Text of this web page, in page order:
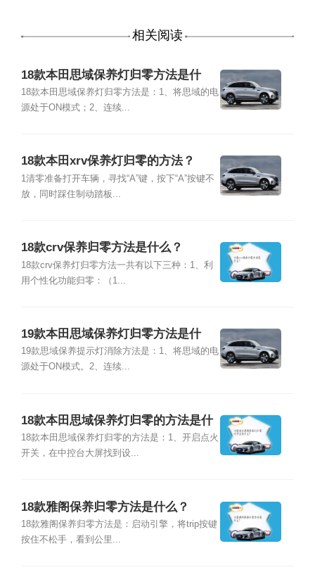
相关阅读
18款本田思域保养灯归零方法是什
么？
18款本田思域保养灯归零方法是：1、将思域的电
源处于ON模式；2、连续...
18款本田xrv保养灯归零的方法？
1清零准备打开车辆，寻找“A”键，按下“A”按键不
放，同时踩住制动踏板...
18款crv保养归零方法是什么？
18款crv保养灯归零方法一共有以下三种：1、利
用个性化功能归零：（1...
19款本田思域保养灯归零方法是什
么？
19款思域保养提示灯消除方法是：1、将思域的电
源处于ON模式。2、连续...
18款本田思域保养灯归零的方法是什
么？
18款本田思域保养灯归零的方法是：1、开启点火
开关，在中控台大屏找到设...
18款雅阁保养归零方法是什么？
18款雅阁保养归零方法是：启动引擎，将trip按键
按住不松手，看到公里...